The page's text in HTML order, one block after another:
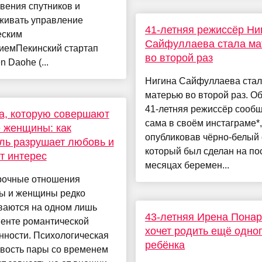
спутников и
управление
стартап
Daohe (...
которую совершают
женщины: как
разрушает любовь и
интерес
отношения
и женщины редко
на одном лишь
романтической
Психологическая
пары со временем
41-летняя режиссёр
Сайфуллаева стала
во второй раз
Нигина Сайфуллаева
матерью во второй раз.
41-летняя режиссёр
сама в своём инстаграме*,
опубликовав чёрно-белый
который был сделан на
месяцах беремен...
43-летняя Ирена
хочет родить ещё
ребёнка